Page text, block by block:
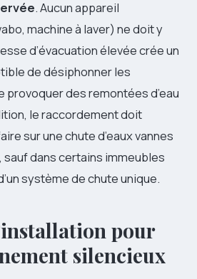
. Aucun appareil
machine à laver) ne doit y
d’évacuation élevée crée un
de désiphonner les
provoquer des remontées d’eau
le raccordement doit
sur une chute d’eaux vannes
sauf dans certains immeubles
système de chute unique.
pour
silencieux